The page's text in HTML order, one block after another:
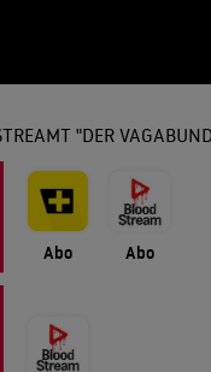
"DER
Abo Abo